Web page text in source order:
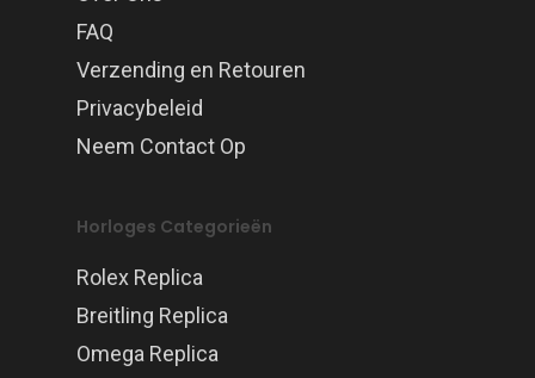
FAQ
Verzending en Retouren
Privacybeleid
Neem Contact Op
Horloges Categorieën
Rolex Replica
Breitling Replica
Omega Replica